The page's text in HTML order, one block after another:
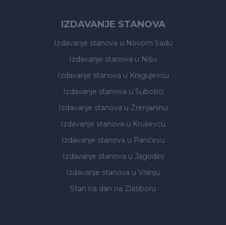
IZDAVANJE STANOVA
Izdavanje stanova u Novom Sadu
Izdavanje stanova u Nišu
Izdavanje stanova u Kragujevcu
Izdavanje stanova u Subotici
Izdavanje stanova u Zrenjaninu
Izdavanje stanova u Kruševcu
Izdavanje stanova u Pančevu
Izdavanje stanova u Jagodini
Izdavanje stanova u Vranju
Stan na dan na Zlatiboru